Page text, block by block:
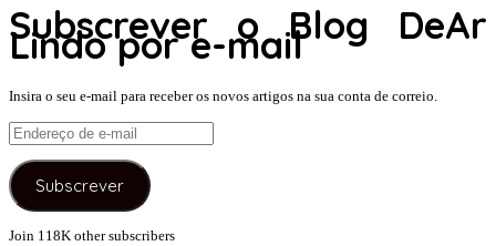
Subscrever o Blog DeAr
Lindo por e-mail
Insira o seu e-mail para receber os novos artigos na sua conta de correio.
Endereço
de
e-
mail
Subscrever
Join 118K other subscribers